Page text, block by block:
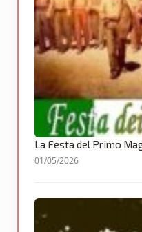
La Festa del Primo
01/05/2026